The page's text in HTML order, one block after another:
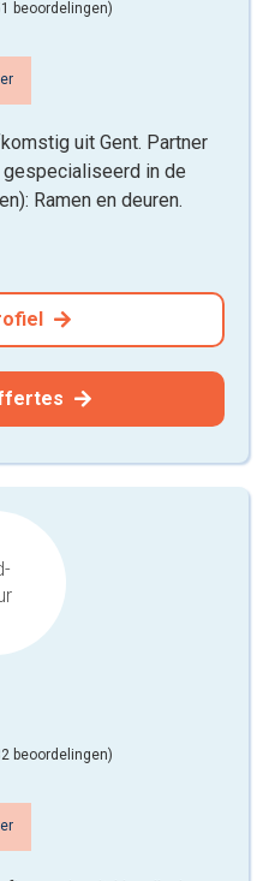
beoordelingen)
uit Gent. Partner
in de
Ramen en deuren.
beoordelingen)